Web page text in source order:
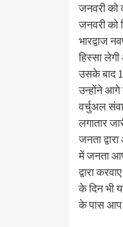
जनवरी को
जनवरी को
भारद्वाज
हिस्सा
उसके बाद
उन्होंने आगे
वर्चुअल
लगातार
जनता
में जनता
द्वारा
के दिन भी
के पास आप